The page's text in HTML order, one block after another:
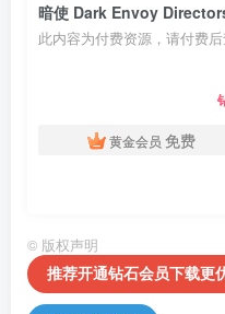
暗使 Dark Envoy
此内容为付费资源，请付费
黄金会员 免费
© 版权声明
推荐开通钻石会员下载更